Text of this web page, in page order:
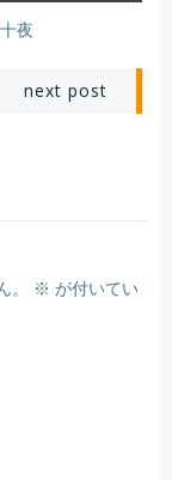
え
た
そんな夢を見た。
夜
next post
※ が付いてい